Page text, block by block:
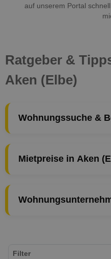
auf unserem Portal
Ratgeber &
Aken (Elbe)
Wohnungssuche &
Mietpreise in Aken
Filter